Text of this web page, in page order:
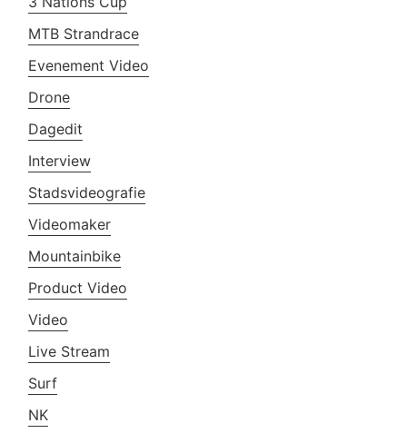
MTB Strandrace
Evenement Video
Drone
Dagedit
Interview
Stadsvideografie
Videomaker
Mountainbike
Product Video
Video
Live Stream
Surf
NK